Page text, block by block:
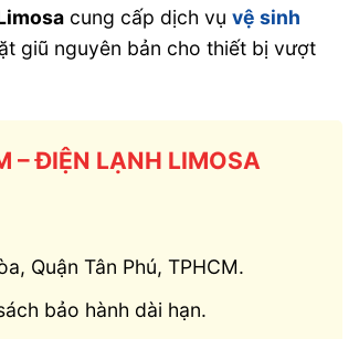
cung cấp dịch vụvệ sinh
giũ nguyên bản cho thiết bị vượt
– ĐIỆN LẠNH LIMOSA
Quận Tân Phú, TPHCM.
bảo hành dài hạn.